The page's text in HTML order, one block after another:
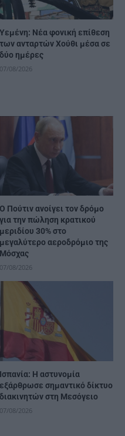
Υεμένη: Νέα φονική επίθεση
των ανταρτών Χούθι μέσα σε
δύο ημέρες
07/08/2026
Ο Πούτιν ανοίγει τον δρόμο
για την πώληση κρατικού
μεριδίου 30% στο
μεγαλύτερο αεροδρόμιο της
Μόσχας
07/08/2026
Ισπανία: Η αστυνομία
εξάρθρωσε σημαντικό δίκτυο
διακινητών στη Μεσόγειο
07/08/2026